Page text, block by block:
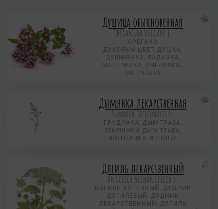
Душица обыкновенная
Origanum vulgare L.
ОРЕГАНО
ДУХОВЫМ ЦВЕТ, ДУШКА,
ДУШМЯНКА, ЛАДАНКА,
МАТЕРИНКА, ПЧЕЛОЛЮБ,
МАТРЁШКА
Дымянка лекарственная
Fumaria officinalis L.
ГРУДЯНКА, ДЫМ-ТРАВА,
ЗЕМЛЯНОЙ ДЫМ ТРАВА,
ЖИТНИЧКА, ЯГНИЦА
Дягиль лекарственный
Angelica archangelica L.
ДЯГИЛЬ АПТЕЧНЫЙ, ДУДНИК
ДЯГИЛЕВЫЙ, ДУДНИК
ЛЕКАРСТВЕННЫЙ, ДЯГИЛЬ